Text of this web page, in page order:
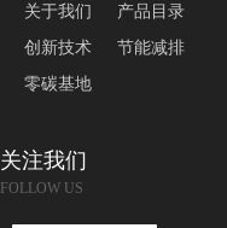
关于我们
创新技术
零碳基地
产品目录
节能减排
关注我们
FOLLOW US